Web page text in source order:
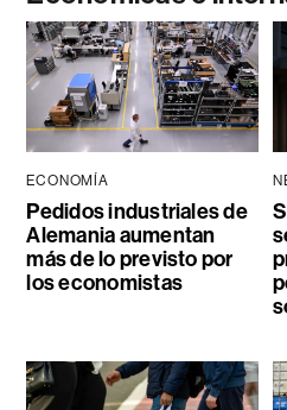
ECONOMÍA
Pedidos industriales de
Alemania aumentan
más de lo previsto por
los economistas